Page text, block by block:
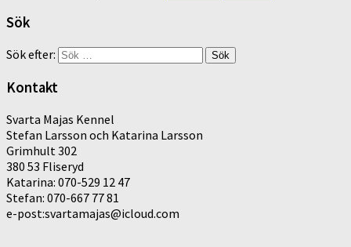
Sök
Sök efter:
Kontakt
Svarta Majas Kennel
Stefan Larsson och Katarina Larsson
Grimhult 302
380 53 Fliseryd
Katarina: 070-529 12 47
Stefan: 070-667 77 81
e-post:svartamajas@icloud.com